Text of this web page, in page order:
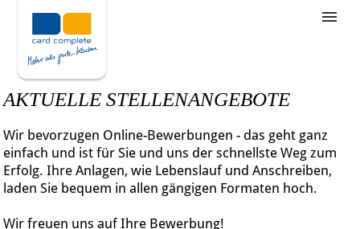
Stellenangebote
Unternehmensziele
Wie bewerbe ich mich
AKTUELLE STELLENANGEBOTE
Wir bevorzugen Online-Bewerbungen - das geht ganz
einfach und ist für Sie und uns der schnellste Weg zum
Erfolg. Ihre Anlagen, wie Lebenslauf und Anschreiben,
laden Sie bequem in allen gängigen Formaten hoch.
Wir freuen uns auf Ihre Bewerbung!